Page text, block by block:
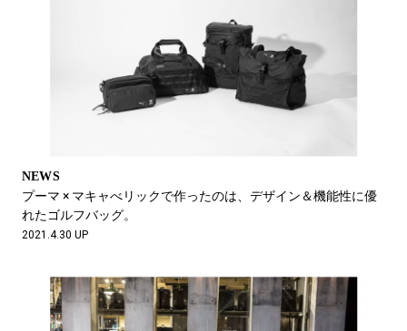
NEWS
プーマ × マキャべリックで作ったのは、デザイン＆機能性に優
れたゴルフバッグ。
2021.4.30 UP